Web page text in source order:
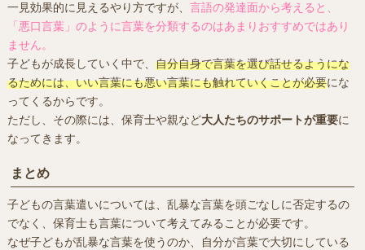
一見効果的に見えるやり方ですが、 言語の発達面から考えると、
「悪口言葉」のように言葉を分類するのはあまりおすすめではあり
ません。
子どもが成長していく中で、 自分自身で言葉を選び話せるようにな
るためには、いい言葉にも悪い言葉にも触れていくことが必要にな
ってくるからです。
ただし、その際には、保育士や親など大人たちのサポートが重要に
なってきます。
まとめ
子どもの言葉遣いについては、乱暴な言葉を頭ごなしに否定するの
でなく、保育士も言葉について考えてみることが必要です。
なぜ子どもが乱暴な言葉を使うのか、自分が言葉で大切にしている